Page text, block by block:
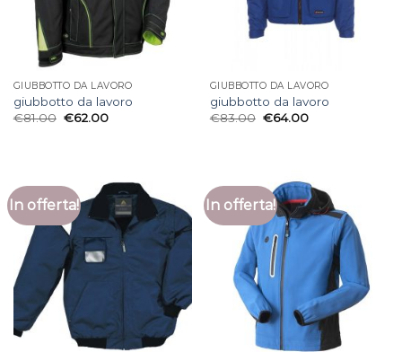
GIUBBOTTO DA LAVORO
giubbotto da lavoro
€81.00 €62.00
GIUBBOTTO DA LAVORO
giubbotto da lavoro
€83.00 €64.00
In offerta! In offerta!